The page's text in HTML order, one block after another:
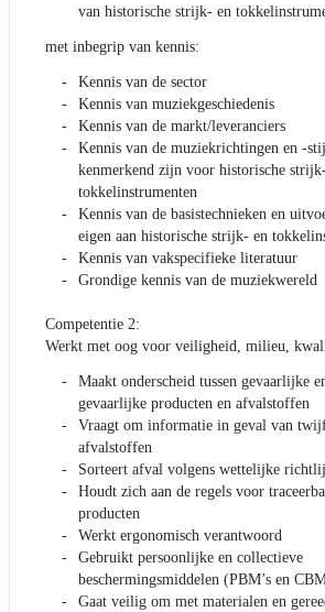
van historische strijk- en
met inbegrip van kennis:
Kennis van de sector
Kennis van muziekgeschiedenis
Kennis van de markt/leveranciers
Kennis van de muziekrichtingen en -
kenmerkend zijn voor historische
tokkelinstrumenten
Kennis van de basistechnieken en
eigen aan historische strijk- en
Kennis van vakspecifieke literatuur
Grondige kennis van de muziekwereld
Competentie 2:
Werkt met oog voor veiligheid, milieu,
Maakt onderscheid tussen gevaarlijke
gevaarlijke producten en afvalstoffen
Vraagt om informatie in geval van
afvalstoffen
Sorteert afval volgens wettelijke
Houdt zich aan de regels voor
producten
Werkt ergonomisch verantwoord
Gebruikt persoonlijke en collectieve
beschermingsmiddelen (PBM’s en
Gaat veilig om met materialen en